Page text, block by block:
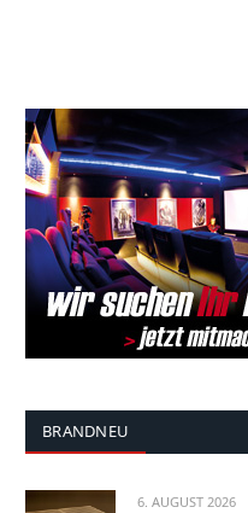
BRANDNEU
6. AUGUST 2026